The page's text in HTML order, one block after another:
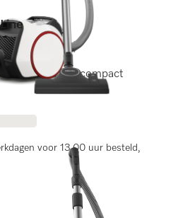
beoordelingen)
in een compact
voor 13.00 uur besteld,